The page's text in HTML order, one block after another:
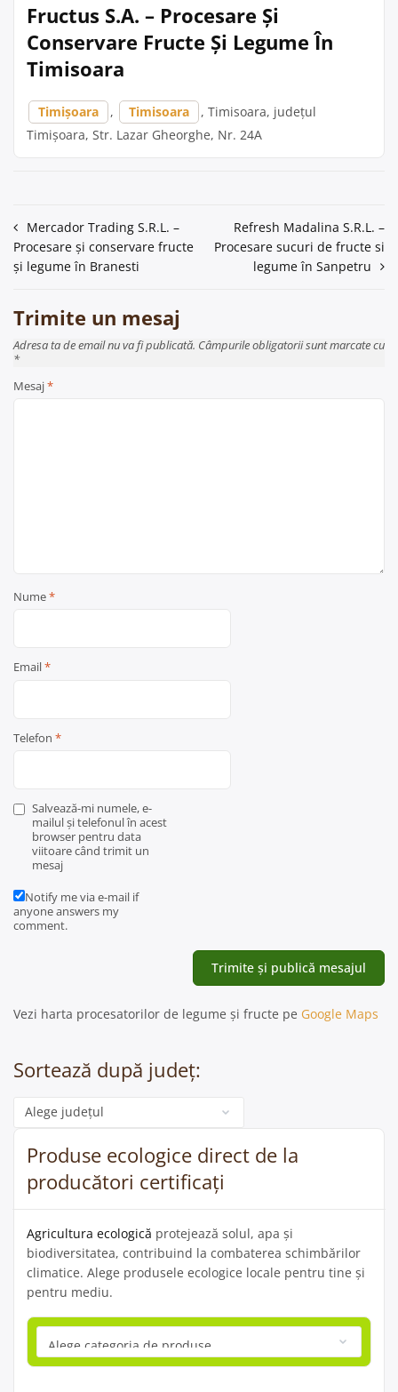
Fructus S.A. – Procesare Și
Conservare Fructe Și Legume În
Timisoara
Timișoara , Timisoara
, Timisoara, județul
Timișoara, Str. Lazar Gheorghe, Nr. 24A
Navigare
în
Mercador Trading S.R.L. –
Procesare și conservare fructe
și legume în Branesti
Refresh Madalina S.R.L. –
Procesare sucuri de fructe si
legume în Sanpetru
Trimite un mesaj
Adresa ta de email nu va fi publicată. Câmpurile obligatorii sunt marcate cu
*
Mesaj*
Nume*
Email*
Telefon *
Salvează-mi numele, e-
mailul și telefonul în acest
browser pentru data
viitoare când trimit un
mesaj
Notify me via e-mail if
anyone answers my
comment.
Vezi harta procesatorilor de legume și fructe pe Google Maps
Sortează după județ:
Categorie
Produse ecologice direct de la
producători certificați
Agricultura ecologică protejează solul, apa și
biodiversitatea, contribuind la combaterea schimbărilor
climatice. Alege produsele ecologice locale pentru tine și
pentru mediu.